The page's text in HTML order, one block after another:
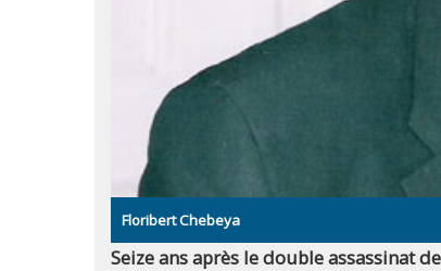
Floribert Chebeya
Seize ans après le double assassinat